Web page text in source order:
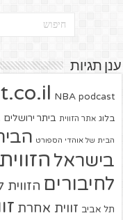
ענן תגיות
NBA podcast
בלוג אתר הזווית ביתר ירושלים
הבית של אוהדי הספורט
בישראל הזווית
לחיבורים הזווית
תל אביב זווית אחרת